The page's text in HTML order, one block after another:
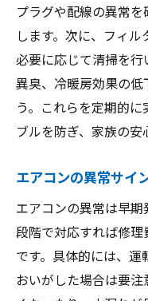
プラグや配線の異常
します。次に、フィル
必要に応じて清掃を
異臭、冷暖房効果の
う。これらを定期的
ブルを防ぎ、家族の安
エアコンの異常サイ
エアコンの異常は早
段階で対応すれば修
です。具体的には、
おいがした場合は要